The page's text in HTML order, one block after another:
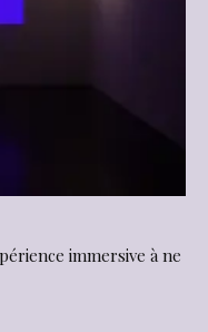
immersive à ne